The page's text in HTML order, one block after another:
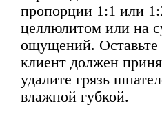
пропорции 1:1 или
целлюлитом или на
ощущений. Оставьте
клиент должен
удалите грязь
влажной губкой.